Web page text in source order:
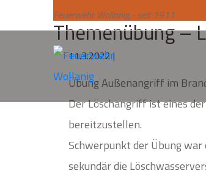
Feuerwehr Wollanig - seit 1911
Themenübung –
11.3.2022 |
Übung Außenangriff im
Der Löschangriff ist eines
bereitzustellen.
Schwerpunkt der Übung
sekundär die